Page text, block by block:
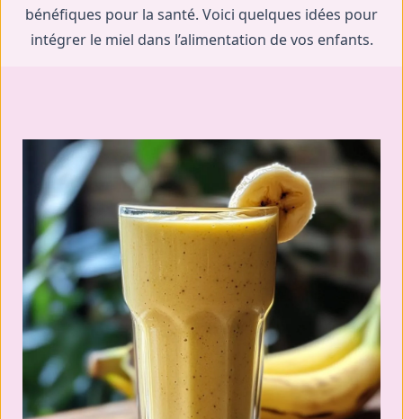
bénéfiques pour la santé. Voici quelques idées pour
intégrer le miel dans l’alimentation de vos enfants.